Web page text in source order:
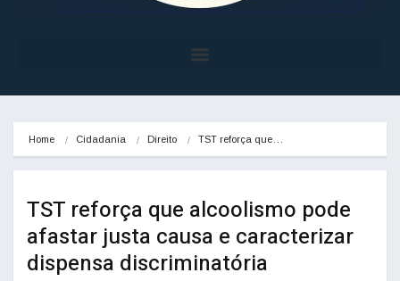
Home Cidadania Direito TST reforça que…
TST reforça que alcoolismo pode
afastar justa causa e caracterizar
dispensa discriminatória